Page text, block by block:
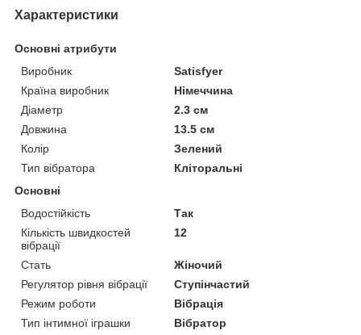
Характеристики
Основні атрибути
Виробник
Satisfyer
Країна виробник
Німеччина
Діаметр
2.3 см
Довжина
13.5 см
Колір
Зелений
Тип вібратора
Кліторальні
Основні
Водостійкість
Так
Кількість швидкостей
вібрації
12
Стать
Жіночий
Регулятор рівня вібрації
Ступінчастий
Режим роботи
Вібрація
Тип інтимної іграшки
Вібратор